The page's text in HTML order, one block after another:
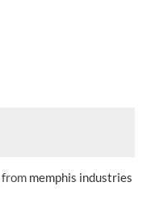
from memphis industries